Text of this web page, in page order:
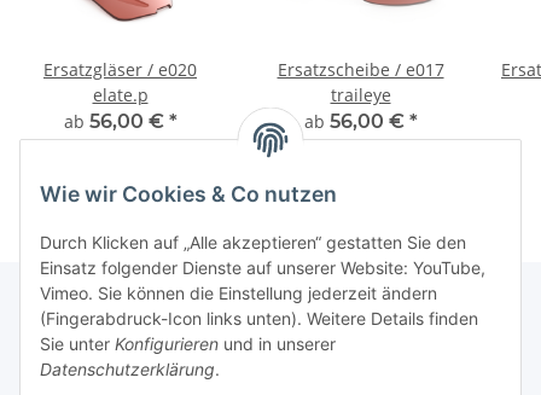
Ersatzgläser / e020
elate.p
ab 56,00 € *
Ersatzscheibe / e017
traileye
ab 56,00 € *
Fuss
Wie wir Cookies & Co nutzen
Durch Klicken auf „Alle akzeptieren“ gestatten Sie den
Einsatz folgender Dienste auf unserer Website: YouTube,
Vimeo. Sie können die Einstellung jederzeit ändern
(Fingerabdruck-Icon links unten). Weitere Details finden
Sie unter Konfigurieren und in unserer
Datenschutzerklärung.